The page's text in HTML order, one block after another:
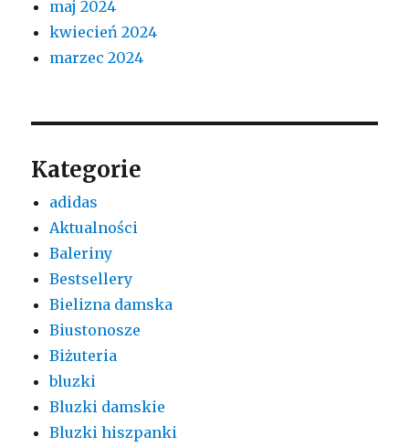
maj 2024
kwiecień 2024
marzec 2024
Kategorie
adidas
Aktualności
Baleriny
Bestsellery
Bielizna damska
Biustonosze
Biżuteria
bluzki
Bluzki damskie
Bluzki hiszpanki